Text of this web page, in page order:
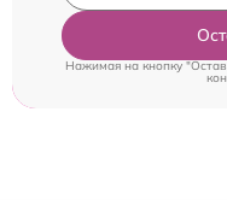
Нажимая на кнопку